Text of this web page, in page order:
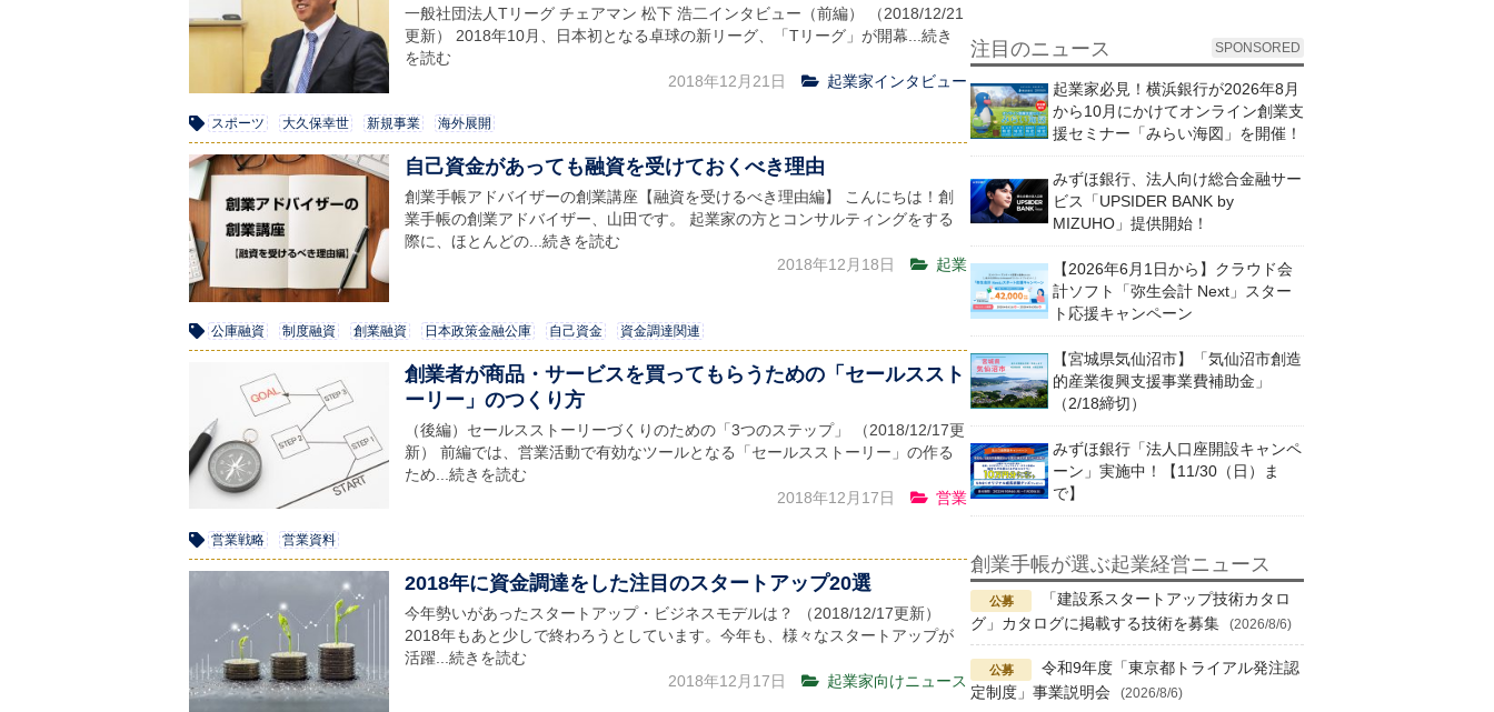
一般社団法人Tリーグ チェアマン 松下 浩二インタビュー（前編） （2018/12/21
更新） 2018年10月、日本初となる卓球の新リーグ、「Tリーグ」が開幕...続き
を読む
2018年12月21日
起業家インタビュー
スポーツ 大久保幸世 新規事業 海外展開
自己資金があっても融資を受けておくべき理由
創業手帳アドバイザーの創業講座【融資を受けるべき理由編】 こんにちは！創
業手帳の創業アドバイザー、山田です。 起業家の方とコンサルティングをする
際に、ほとんどの...続きを読む
2018年12月18日
起業
公庫融資 制度融資 創業融資 日本政策金融公庫 自己資金 資金調達関連
創業者が商品・サービスを買ってもらうための「セールススト
ーリー」のつくり方
（後編）セールスストーリーづくりのための「3つのステップ」 （2018/12/17更
新） 前編では、営業活動で有効なツールとなる「セールスストーリー」の作る
ため...続きを読む
2018年12月17日
営業
営業戦略 営業資料
2018年に資金調達をした注目のスタートアップ20選
今年勢いがあったスタートアップ・ビジネスモデルは？ （2018/12/17更新）
2018年もあと少しで終わろうとしています。今年も、様々なスタートアップが
活躍...続きを読む
2018年12月17日
起業家向けニュース
注目のニュース SPONSORED
起業家必見！横浜銀行が2026年8月
から10月にかけてオンライン創業支
援セミナー「みらい海図」を開催！
みずほ銀行、法人向け総合金融サー
ビス「UPSIDER BANK by
MIZUHO」提供開始！
【2026年6月1日から】クラウド会
計ソフト「弥生会計 Next」スター
ト応援キャンペーン
【宮城県気仙沼市】「気仙沼市創造
的産業復興支援事業費補助金」
（2/18締切）
みずほ銀行「法人口座開設キャンペ
ーン」実施中！【11/30（日）ま
で】
創業手帳が選ぶ起業経営ニュース
「建設系スタートアップ技術カタロ
グ」カタログに掲載する技術を募集
(2026/8/6)
令和9年度「東京都トライアル発注認
定制度」事業説明会
(2026/8/6)